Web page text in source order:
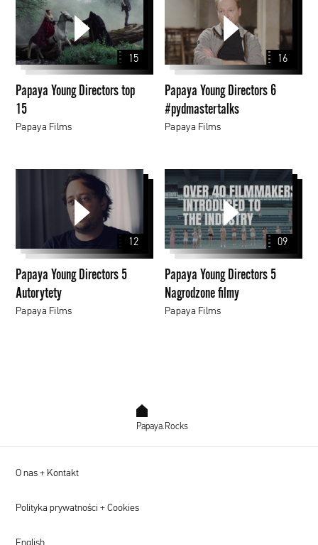
Young
Directors
top
15
15
Papaya Young Directors top
15
Papaya Films
Directors
6
#pydmastertalks
16
Papaya Young Directors 6
#pydmastertalks
Papaya Films
Autorytety
12
Papaya Young Directors 5
Autorytety
Papaya Films
Papaya
Young
Directors
5
Nagrodzone
filmy
09
Papaya Young Directors 5
Nagrodzone filmy
Papaya Films
Papaya.Rocks
O nas + Kontakt
Polityka prywatności + Cookies